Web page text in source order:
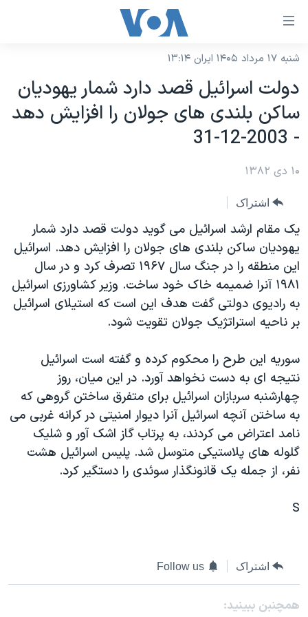
لینکهای
دسترسی
جهش
محتوای
اصلی
به
صفحه
جهش
به
جستجو
نسخه سبک وب‌سایت
موضوع ها
آمریکا
جهان
ورزشی
گزیده‌ها
ویژه برنامه‌ها
ویدیوها
فرهنگ و زندگی
اقتصادی
علم و فناوری
اسرائیل در جنگ
گالری عکس
آرشیو پخش زنده
برنامه های تلویزیونی
جدول برنامه ها
صفحه‌های ویژه
جام جهانی ۲۰۲۶
عملیات خشم حماسی
۲۵۰سالگی آمریکا
بایگانی برنامه‌های تلویزیونی
مستندها
حمله جمهوری اسلامی به اسرائیل
رمز مهسا
ورزش زنان در ایران
اعتراضات زن، زندگی، آزادی
مجموعه مستندهای دادخواهی
قانون شفافیت دارائی کادر رهبری ایران
فرکانس‌های صدای آمریکا
پخش رادیویی
یادگیری زبان انگلیسی
دنبال کنید
زبانهای مختلف
شنبه ۱۷ مرداد ۱۴۰۵ ایران ۱۳:۱۴
دولت اسرائيل قصد دارد شمار يهوديان
ساکن بلندی های جولان را افزايش دهد
- 2003-12-31
۱۰ دی ۱۳۸۲
اشتراک
يک مقام ارشد اسرائيل می گويد دولت قصد دارد شمار
يهوديان ساکن بلندی های جولان را افزايش دهد. اسرائيل
اين منطقه را در جنگ سال ۱۹۶۷ تصرف کرد و در سال
۱۹۸۱ آنرا ضميمه خاک خود ساخت. وزير کشاورزی اسرائيل
به راديوی دولتی گفت هدف اين است که استيلای اسرائيل
بر ناحيه استراتژيک جولان تقويت شود.
سوريه اين طرح را محکوم کرده و گفته است اسرائيل
نتيجه ای به دست نخواهد آورد. در اين ميان، روز
چهارشنبه سربازان اسرائيل برای متفرق ساختن گروهی که
به ساختن آنچه اسرائيل آنرا ديوار امنيتی در کرانه غربی می
نامد اعتراض می کردند، به پرتاب گاز اشک آور و شليک
گلوله های پلاستيکی متوسل شد. پليس اسرائيل هشت
نفر، از جمله يک قانونگذار سوئدی را دستگير کرد.
S
اشتراک Follow us
همچنبن ببینید: